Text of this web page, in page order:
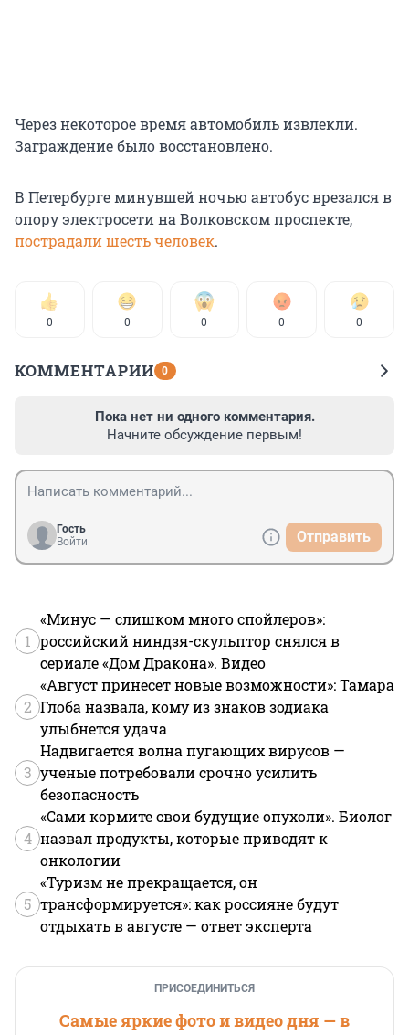
Через некоторое время автомобиль извлекли.
Заграждение было восстановлено.
В Петербурге минувшей ночью автобус врезался в
опору электросети на Волковском проспекте,
пострадали шесть человек.
0 0 0 0 0
КОММЕНТАРИИ 0
Пока нет ни одного комментария.
Начните обсуждение первым!
Гость
Войти
Отправить
1
«Минус — слишком много спойлеров»:
российский ниндзя-скульптор снялся в
сериале «Дом Дракона». Видео
2
«Август принесет новые возможности»: Тамара
Глоба назвала, кому из знаков зодиака
улыбнется удача
3
Надвигается волна пугающих вирусов —
ученые потребовали срочно усилить
безопасность
4
«Сами кормите свои будущие опухоли». Биолог
назвал продукты, которые приводят к
онкологии
5
«Туризм не прекращается, он
трансформируется»: как россияне будут
отдыхать в августе — ответ эксперта
ПРИСОЕДИНИТЬСЯ
Самые яркие фото и видео дня — в